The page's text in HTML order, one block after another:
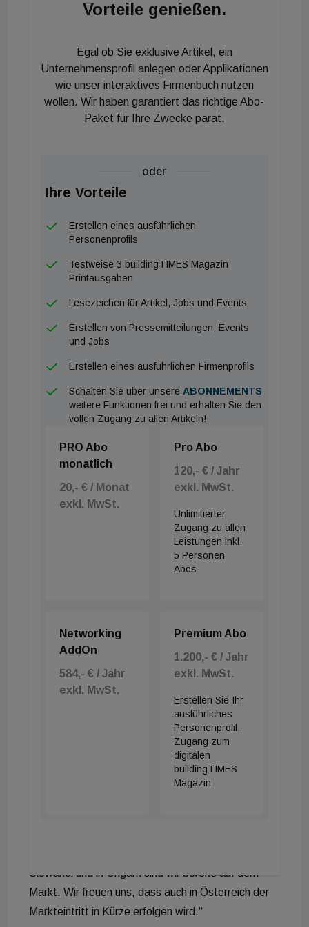
Prozent gegenüber der Herstellung von
Cyment kann, je nach konkretem Einsatzgebiet, bis
zu 60 Prozent des Klinkergehalts im Zement
ersetzen. Durch diese Reduktion des Klinkergehalts
werden. Damit werde die Herstellung von „grünem
Beton“ mit weniger als 100 kg CO2-Ausstoß pro
Klimafreundliche Stoffe statt Zement
cyment ist sowohl der Name des Produkts als auch
der des Unternehmens, das aus der Alas-Gruppe
hervorgegangen ist. „Das Erfolgsrezept von
Zement im Beton zu reduzieren, indem sie durch
Kreislaufwirtschaft ersetzt wird“, sagt Reinhard
Kandera, Geschäftsführer der cyment Austria
entstehe ein flexibel einsetzbarer Zusatzstoff für
Beton, der deutlich weniger Zement notwendig
macht. cyment könne in allen relevanten Bereichen
der Bauindustrie eingesetzt werden, ist generell für
den Hoch- und Tiefbau sowie speziell für die
Anwendung in massigen Bauteilen, in
wasserundurchlässigen Bauwerken sowie in mit
cyment wurde im Rahmen des
Zulassungsverfahrens in verschiedenen
Europäischen Ländern umfassend geprüft. Die
Herstellung erfolgt in der modernsten Mahlanlage
Europas in Mosonmagyaróvár im Dreiländereck
Österreich-Ungarn-Slowakei durch ein
erhitzungsfreies Verfahren. Das Forschungs- und
Entwicklungscenter befindet sich in Bratislava. „In
Slowakei und in Ungarn sind wir bereits auf dem
Markt. Wir freuen uns, dass auch in Österreich der
Markteintritt in Kürze erfolgen wird.“
Vorteile genießen.
Egal ob Sie exklusive Artikel, ein
Unternehmensprofil anlegen oder Applikationen
wie unser interaktives Firmenbuch nutzen
wollen. Wir haben garantiert das richtige Abo-
Paket für Ihre Zwecke parat.
oder
Ihre Vorteile
Erstellen eines ausführlichen
Personenprofils
Testweise 3 buildingTIMES Magazin
Printausgaben
Lesezeichen für Artikel, Jobs und Events
Erstellen von Pressemitteilungen, Events
und Jobs
Erstellen eines ausführlichen Firmenprofils
Schalten Sie über unsere ABONNEMENTS
weitere Funktionen frei und erhalten Sie den
vollen Zugang zu allen Artikeln!
PRO Abo
monatlich
20,- € / Monat
exkl. MwSt.
Pro Abo
120,- € / Jahr
exkl. MwSt.
Unlimitierter
Zugang zu allen
Leistungen inkl.
5 Personen
Abos
Networking
AddOn
584,- € / Jahr
exkl. MwSt.
Premium Abo
1.200,- € / Jahr
exkl. MwSt.
Erstellen Sie Ihr
ausführliches
Personenprofil,
Zugang zum
digitalen
buildingTIMES
Magazin